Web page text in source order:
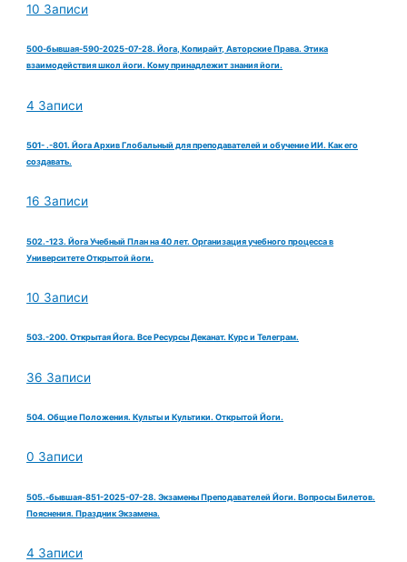
10 Записи
500-бывшая-590-2025-07-28. Йога, Копирайт, Авторские Права. Этика
взаимодействия школ йоги. Кому принадлежит знания йоги.
4 Записи
501- .-801. Йога Архив Глобальный для преподавателей и обучение ИИ. Как его
создавать.
16 Записи
502.-123. Йога Учебный План на 40 лет. Организация учебного процесса в
Университете Открытой йоги.
10 Записи
503.-200. Открытая Йога. Все Ресурсы Деканат. Курс и Телеграм.
36 Записи
504. Общие Положения. Культы и Культики. Открытой Йоги.
0 Записи
505.-бывшая-851-2025-07-28. Экзамены Преподавателей Йоги. Вопросы Билетов.
Пояснения. Праздник Экзамена.
4 Записи